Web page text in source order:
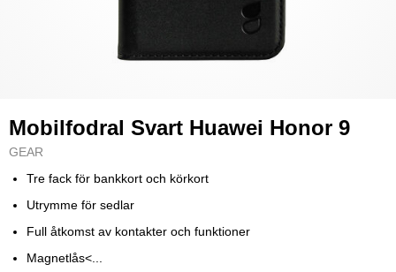
Mobilfodral Svart Huawei Honor 9
GEAR
Tre fack för bankkort och körkort
Utrymme för sedlar
Full åtkomst av kontakter och funktioner
Magnetlås<...